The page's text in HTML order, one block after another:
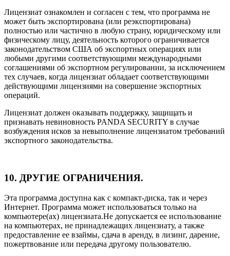
Лицензиат ознакомлен и согласен с тем, что программа не
может быть экспортирована (или реэкспортирована)
полностью или частично в любую страну, юридическому или
физическому лицу, деятельность которого ограничивается
законодательством США об экспортных операциях или
любыми другими соответствующими международными
соглашениями об экспортном регулировании, за исключением
тех случаев, когда лицензиат обладает соответствующими
действующими лицензиями на совершение экспортных
операций.
Лицензиат должен оказывать поддержку, защищать и
признавать невиновность PANDA SECURITY в случае
возбуждения исков за невыполнение лицензиатом требований
экспортного законодательства.
10. ДРУГИЕ ОГРАНИЧЕНИЯ.
Эта программа доступна как с компакт-диска, так и через
Интернет. Программа может использоваться только на
компьютере(ах) лицензиата.Не допускается ее использование
на компьютерах, не принадлежащих лицензиату, а также
предоставление ее взаймы, сдача в аренду, в лизинг, дарение,
пожертвование или передача другому пользователю.